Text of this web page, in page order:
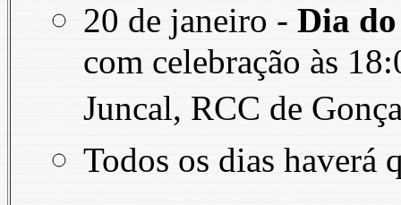
20 de janeiro - Dia
com celebração às
Juncal, RCC de
Todos os dias haverá